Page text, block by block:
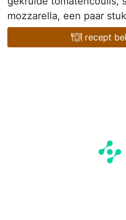
mozzarella, een paar
recept